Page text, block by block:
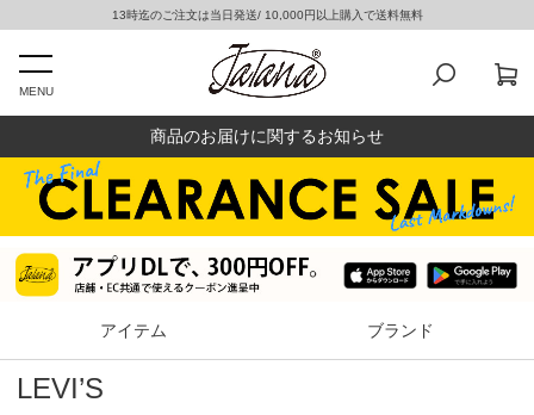
13時迄のご注文は当日発送/ 10,000円以上購入で送料無料
MENU
商品のお届けに関するお知らせ
アイテム ブランド
LEVI’S